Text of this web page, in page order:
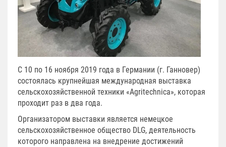
С 10 по 16 ноября 2019 года в Германии (г. Ганновер)
состоялась крупнейшая международная выставка
сельскохозяйственной техники «Agritechnica», которая
проходит раз в два года.
Организатором выставки является немецкое
сельскохозяйственное общество DLG, деятельность
которого направлена на внедрение достижений